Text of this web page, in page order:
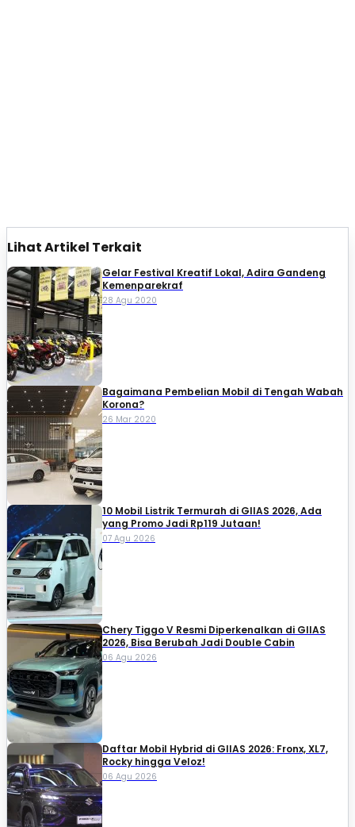
Lihat Artikel Terkait
Gelar Festival Kreatif Lokal, Adira Gandeng
Kemenparekraf
28 Agu 2020
Bagaimana Pembelian Mobil di Tengah Wabah
Korona?
26 Mar 2020
10 Mobil Listrik Termurah di GIIAS 2026, Ada
yang Promo Jadi Rp119 Jutaan!
07 Agu 2026
Chery Tiggo V Resmi Diperkenalkan di GIIAS
2026, Bisa Berubah Jadi Double Cabin
06 Agu 2026
Daftar Mobil Hybrid di GIIAS 2026: Fronx, XL7,
Rocky hingga Veloz!
06 Agu 2026